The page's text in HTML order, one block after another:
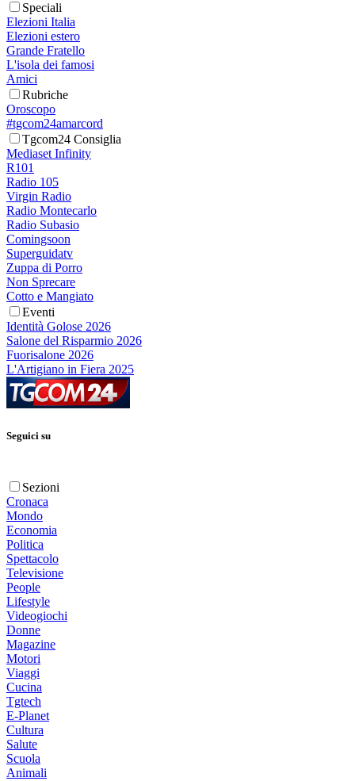
Speciali
Elezioni Italia
Elezioni estero
Grande Fratello
L'isola dei famosi
Amici
Rubriche
Oroscopo
#tgcom24amarcord
Tgcom24 Consiglia
Mediaset Infinity
R101
Radio 105
Virgin Radio
Radio Montecarlo
Radio Subasio
Comingsoon
Superguidatv
Zuppa di Porro
Non Sprecare
Cotto e Mangiato
Eventi
Identità Golose 2026
Salone del Risparmio 2026
Fuorisalone 2026
L'Artigiano in Fiera 2025
Seguici su
Sezioni
Cronaca
Mondo
Economia
Politica
Spettacolo
Televisione
People
Lifestyle
Videogiochi
Donne
Magazine
Motori
Viaggi
Cucina
Tgtech
E-Planet
Cultura
Salute
Scuola
Animali